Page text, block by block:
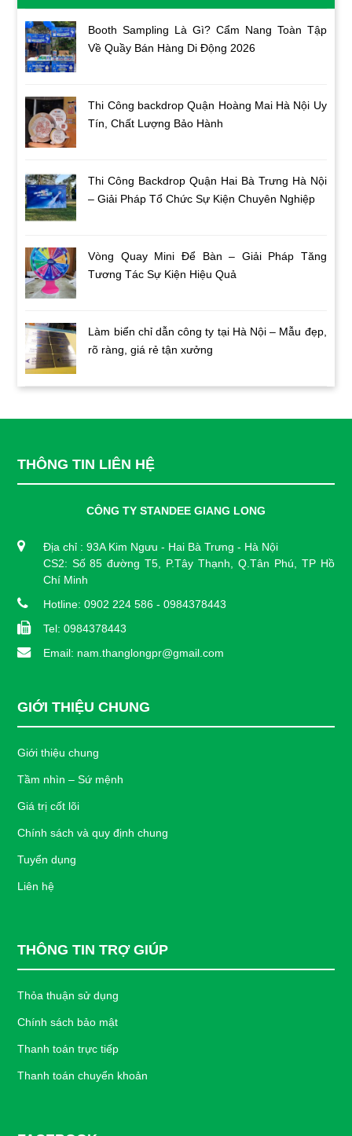
Booth Sampling Là Gì? Cẩm Nang Toàn Tập
Về Quầy Bán Hàng Di Động 2026
Thi Công backdrop Quận Hoàng Mai Hà Nội Uy
Tín, Chất Lượng Bảo Hành
Thi Công Backdrop Quận Hai Bà Trưng Hà Nội
– Giải Pháp Tổ Chức Sự Kiện Chuyên Nghiệp
Vòng Quay Mini Để Bàn – Giải Pháp Tăng
Tương Tác Sự Kiện Hiệu Quả
Làm biển chỉ dẫn công ty tại Hà Nội – Mẫu đẹp,
rõ ràng, giá rẻ tận xưởng
THÔNG TIN LIÊN HỆ
CÔNG TY STANDEE GIANG LONG
Địa chỉ : 93A Kim Ngưu - Hai Bà Trưng - Hà Nội
CS2: Số 85 đường T5, P.Tây Thạnh, Q.Tân Phú, TP Hồ
Chí Minh
Hotline: 0902 224 586 - 0984378443
Tel: 0984378443
Email: nam.thanglongpr@gmail.com
GIỚI THIỆU CHUNG
Giới thiệu chung
Tầm nhìn – Sứ mệnh
Giá trị cốt lõi
Chính sách và quy định chung
Tuyển dụng
Liên hệ
THÔNG TIN TRỢ GIÚP
Thỏa thuận sử dụng
Chính sách bảo mật
Thanh toán trực tiếp
Thanh toán chuyển khoản